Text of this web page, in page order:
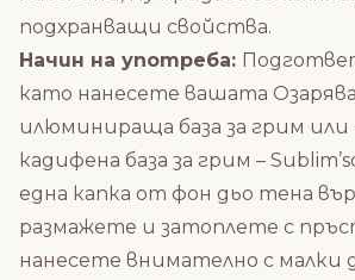
подхранващи свойства.
Начин на употреба:
като нанесете вашата
илюминираща база за грим или
кадифена база за грим –
една капка от фон дьо тена
размажете и затоплете с
нанесете внимателно с малки